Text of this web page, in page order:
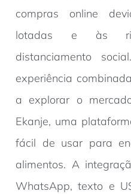
compras online
lotadas e às
distanciamento
experiência
a explorar o
Ekanje, uma
fácil de usar para
alimentos. A
WhatsApp, texto e